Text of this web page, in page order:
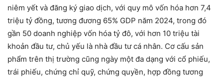
niêm yết và đăng ký giao dịch, với quy mô vốn hóa hơn 7,4
triệu tỷ đồng, tương đương 65% GDP năm 2024, trong đó
gần 50 doanh nghiệp vốn hóa tỷ đô, với hơn 10 triệu tài
khoản đầu tư, chủ yếu là nhà đầu tư cá nhân. Cơ cấu sản
phẩm trên thị trường cũng ngày một đa dạng với cổ phiếu,
trái phiếu, chứng chỉ quỹ, chứng quyền, hợp đồng tương